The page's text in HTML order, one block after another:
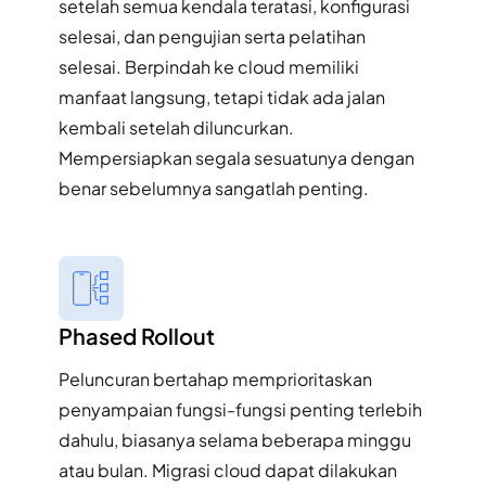
setelah semua kendala teratasi, konfigurasi
selesai, dan pengujian serta pelatihan
selesai. Berpindah ke cloud memiliki
manfaat langsung, tetapi tidak ada jalan
kembali setelah diluncurkan.
Mempersiapkan segala sesuatunya dengan
benar sebelumnya sangatlah penting.​
Phased Rollout​
Peluncuran bertahap memprioritaskan
penyampaian fungsi-fungsi penting terlebih
dahulu, biasanya selama beberapa minggu
atau bulan. Migrasi cloud dapat dilakukan